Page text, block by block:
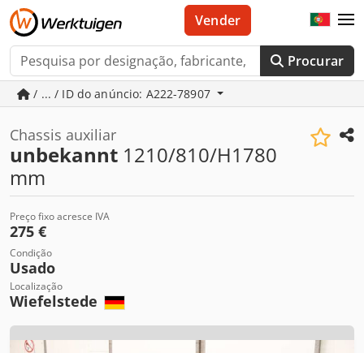
Procurar
Vender
/ ... / ID do anúncio: A222-78907
Chassis auxiliar
unbekannt 1210/810/H1780
mm
Preço fixo acresce IVA
275 €
Condição
Usado
Localização
Wiefelstede